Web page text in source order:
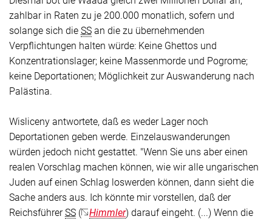
zahlbar in Raten zu je 200.000 monatlich, sofern und
solange sich dieSSan die zu übernehmenden
Verpflichtungen halten würde: Keine Ghettos und
Konzentrationslager; keine Massenmorde und Pogrome;
keine Deportationen; Möglichkeit zur Auswanderung nach
Palästina.
Wisliceny antwortete, daß es weder Lager noch
Deportationen geben werde. Einzelauswanderungen
würden jedoch nicht gestattet. "Wenn Sie uns aber einen
realen Vorschlag machen können, wie wir alle ungarischen
Juden auf einen Schlag loswerden können, dann sieht die
Sache anders aus. Ich könnte mir vorstellen, daß der
ReichsführerSS ( Himmler) darauf eingeht. (...) Wenn die